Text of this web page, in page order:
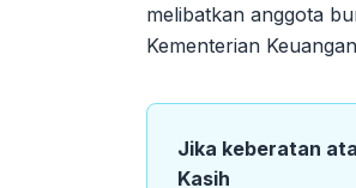
melibatkan anggota
Kementerian
Jika keberatan
Kasih